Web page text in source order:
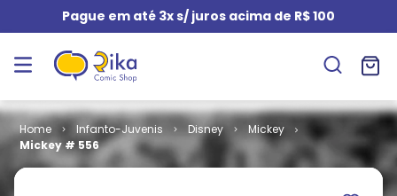
Pague em até 3x s/ juros acima de R$ 100
Infanto-Juvenis Disney
Mickey
Mickey # 556